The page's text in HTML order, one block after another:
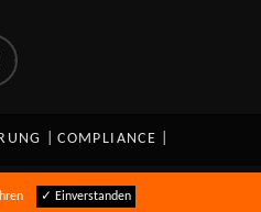
✓ Einverstanden
COMPLIANCE